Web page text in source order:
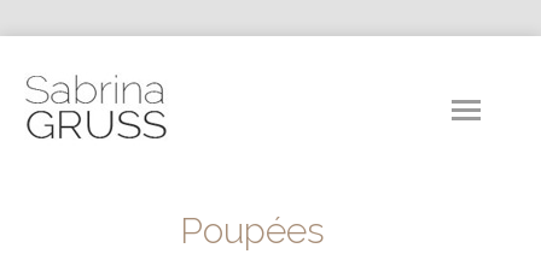
Poupées